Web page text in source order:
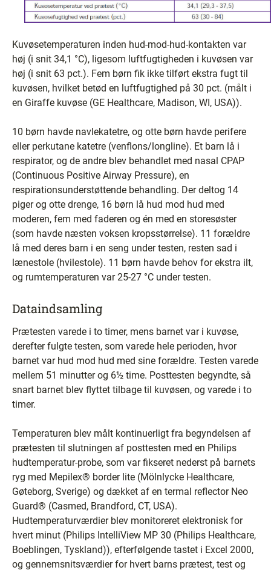
Kuvøsetemperaturen inden hud-mod-hud-kontakten var
høj (i snit 34,1 °C), ligesom luftfugtigheden i kuvøsen var
høj (i snit 63 pct.). Fem børn fik ikke tilført ekstra fugt til
kuvøsen, hvilket betød en luftfugtighed på 30 pct. (målt i
en Giraffe kuvøse (GE Healthcare, Madison, WI, USA)).
10 børn havde navlekatetre, og otte børn havde perifere
eller perkutane katetre (venflons/longline). Et barn lå i
respirator, og de andre blev behandlet med nasal CPAP
(Continuous Positive Airway Pressure), en
respirationsunderstøttende behandling. Der deltog 14
piger og otte drenge, 16 børn lå hud mod hud med
moderen, fem med faderen og én med en storesøster
(som havde næsten voksen kropsstørrelse). 11 forældre
lå med deres barn i en seng under testen, resten sad i
lænestole (hvilestole). 11 børn havde behov for ekstra ilt,
og rumtemperaturen var 25-27 °C under testen.
Dataindsamling
Prætesten varede i to timer, mens barnet var i kuvøse,
derefter fulgte testen, som varede hele perioden, hvor
barnet var hud mod hud med sine forældre. Testen varede
mellem 51 minutter og 6½ time. Posttesten begyndte, så
snart barnet blev flyttet tilbage til kuvøsen, og varede i to
timer.
Temperaturen blev målt kontinuerligt fra begyndelsen af
prætesten til slutningen af posttesten med en Philips
hudtemperatur-probe, som var fikseret nederst på barnets
ryg med Mepilex® border lite (Mölnlycke Healthcare,
Gøteborg, Sverige) og dækket af en termal reflector Neo
Guard® (Casmed, Brandford, CT, USA).
Hudtemperaturværdier blev monitoreret elektronisk for
hvert minut (Philips IntelliView MP 30 (Philips Healthcare,
Boeblingen, Tyskland)), efterfølgende tastet i Excel 2000,
og gennemsnitsværdier for hvert barns prætest, test og